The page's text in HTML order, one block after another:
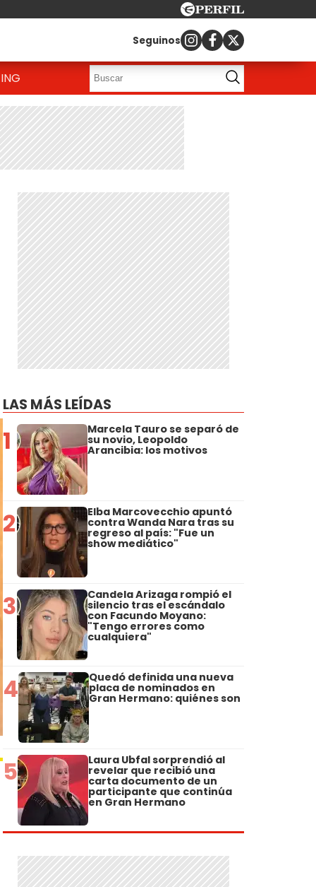
Seguinos
LAS MÁS LEÍDAS
1 Marcela Tauro se separó de
su novio, Leopoldo
Arancibia: los motivos
2 Elba Marcovecchio apuntó
contra Wanda Nara tras su
regreso al país: "Fue un
show mediático"
3 Candela Arizaga rompió el
silencio tras el escándalo
con Facundo Moyano:
"Tengo errores como
cualquiera"
4 Quedó definida una nueva
placa de nominados en
Gran Hermano: quiénes son
5 Laura Ubfal sorprendió al
revelar que recibió una
carta documento de un
participante que continúa
en Gran Hermano